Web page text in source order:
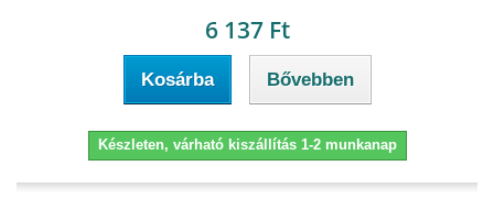
6 137 Ft
Kosárba Bővebben
Készleten, várható kiszállítás 1-2 munkanap